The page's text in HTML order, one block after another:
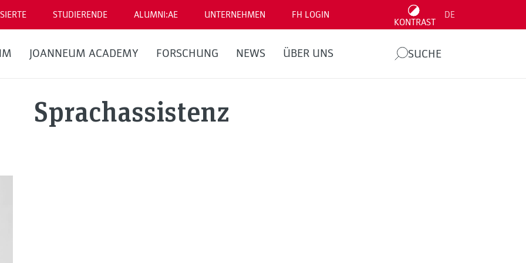
STUDIERENDE ALUMNI:AE UNTERNEHMEN FH LOGIN
KONTRAST
DE
JOANNEUM ACADEMY FORSCHUNG NEWS ÜBER UNS SUCHE
Sprachassistenz